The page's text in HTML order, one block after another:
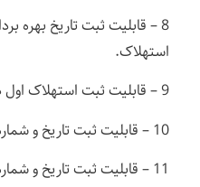
8 – قابلیت ثبت تاریخ بهره
استهلاک.
9 – قابلیت ثبت استهلاک اول دوره کالاهای جدید.
10 – قابلیت ثبت تاریخ و شماره قبض رسید انبار.
11 – قابلیت ثبت تاریخ و شماره قبض حواله انبار.